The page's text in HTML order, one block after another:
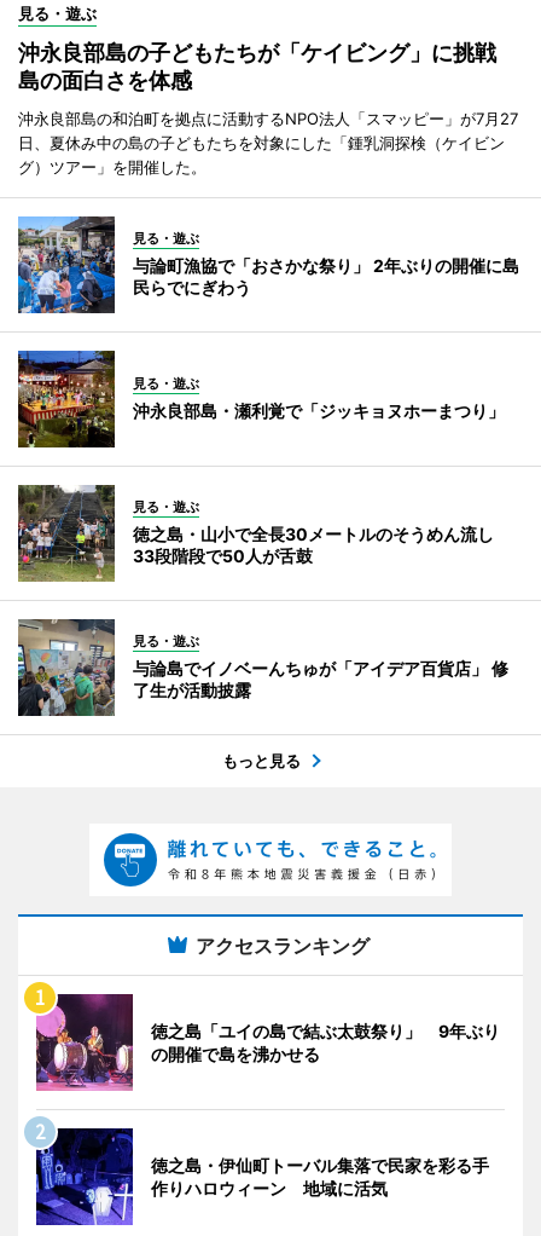
見る・遊ぶ
沖永良部島の子どもたちが「ケイビング」に挑戦
島の面白さを体感
沖永良部島の和泊町を拠点に活動するNPO法人「スマッピー」が7月27
日、夏休み中の島の子どもたちを対象にした「鍾乳洞探検（ケイビン
グ）ツアー」を開催した。
見る・遊ぶ
与論町漁協で「おさかな祭り」 2年ぶりの開催に島
民らでにぎわう
見る・遊ぶ
沖永良部島・瀬利覚で「ジッキョヌホーまつり」
見る・遊ぶ
徳之島・山小で全長30メートルのそうめん流し
33段階段で50人が舌鼓
見る・遊ぶ
与論島でイノベーんちゅが「アイデア百貨店」 修
了生が活動披露
もっと見る
アクセスランキング
徳之島「ユイの島で結ぶ太鼓祭り」 9年ぶり
の開催で島を沸かせる
徳之島・伊仙町トーバル集落で民家を彩る手
作りハロウィーン 地域に活気